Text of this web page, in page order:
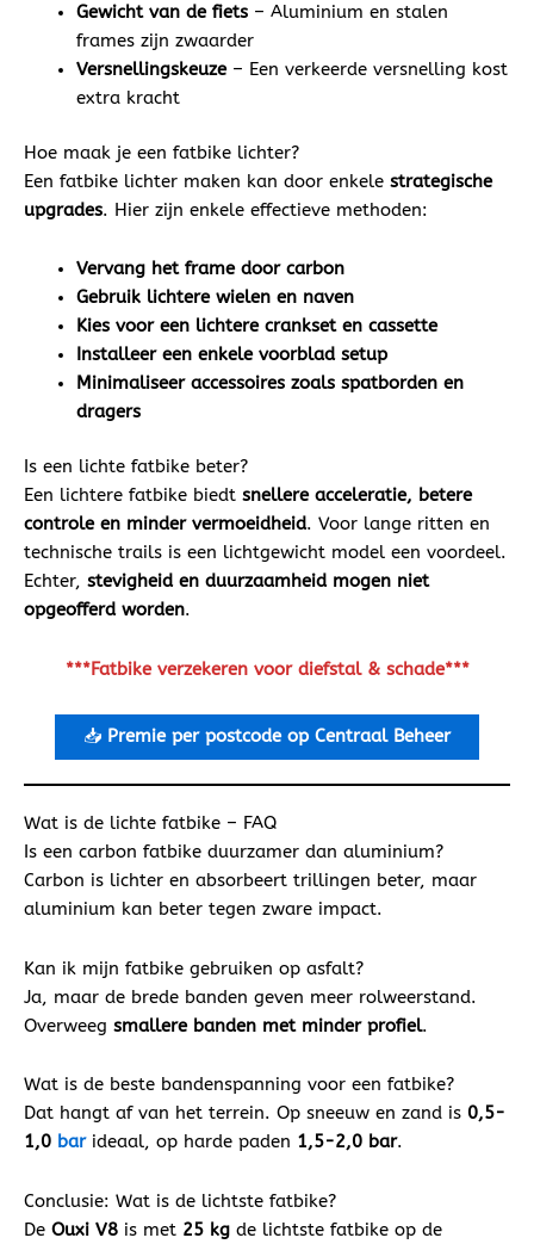
Gewicht van de fiets– Aluminium en stalen
frames zijn zwaarder
Versnellingskeuze– Een verkeerde versnelling kost
extra kracht
Hoe maak je een fatbike lichter?
Een fatbike lichter maken kan door enkele strategische
upgrades. Hier zijn enkele effectieve methoden:
Vervang het frame door carbon
Gebruik lichtere wielen en naven
Kies voor een lichtere crankset en cassette
Installeer een enkele voorblad setup
Minimaliseer accessoires zoals spatborden en
dragers
Is een lichte fatbike beter?
Een lichtere fatbike biedt snellere acceleratie, betere
controle en minder vermoeidheid. Voor lange ritten en
technische trails is een lichtgewicht model een voordeel.
Echter, stevigheid en duurzaamheid mogen niet
opgeofferd worden.
***Fatbike verzekeren voor diefstal & schade***
📥 Premie per postcode op Centraal Beheer
Wat is de lichte fatbike – FAQ
Is een carbon fatbike duurzamer dan aluminium?
Carbon is lichter en absorbeert trillingen beter, maar
aluminium kan beter tegen zware impact.
Kan ik mijn fatbike gebruiken op asfalt?
Ja, maar de brede banden geven meer rolweerstand.
Overweeg smallere banden met minder profiel.
Wat is de beste bandenspanning voor een fatbike?
Dat hangt af van het terrein. Op sneeuw en zand is 0,5-
1,0 barideaal, op harde paden 1,5-2,0 bar.
Conclusie: Wat is de lichtste fatbike?
De Ouxi V8 is met 25 kg de lichtste fatbike op de